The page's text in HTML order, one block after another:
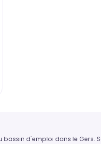
bassin d'emploi dans le Gers.